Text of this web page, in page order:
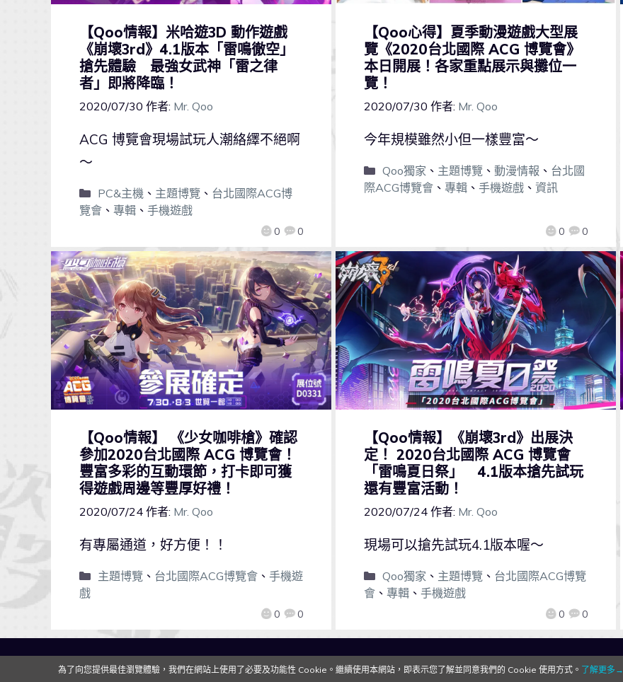
【Qoo情報】米哈遊3D 動作遊戲
《崩壞3rd》4.1版本「雷鳴徹空」
搶先體驗 最強女武神「雷之律
者」即將降臨！
2020/07/30 作者: Mr. Qoo
0 0
ACG 博覽會現場試玩人潮絡繹不絕啊
～
PC&主機、 主題博覽、 台北國際ACG博
覽會 、 專輯 、 手機遊戲
【Qoo心得】夏季動漫遊戲大型展
覽《2020台北國際 ACG 博覽會》
本日開展！各家重點展示與攤位一
覽！
2020/07/30 作者: Mr. Qoo
0 0
今年規模雖然小但一樣豐富～
Qoo獨家 、 主題博覽、 動漫情報 、 台北國
際ACG博覽會、 專輯、 手機遊戲、 資訊
【Qoo情報】 《少女咖啡槍》確認
參加2020台北國際 ACG 博覽會！
豐富多彩的互動環節，打卡即可獲
得遊戲周邊等豐厚好禮！
2020/07/24 作者: Mr. Qoo
0 0
有專屬通道，好方便！！
主題博覽、 台北國際ACG博覽會、 手機遊
戲
【Qoo情報】《崩壞3rd》出展決
定！ 2020台北國際 ACG 博覽會
「雷鳴夏日祭」 4.1版本搶先試玩
還有豐富活動！
2020/07/24 作者: Mr. Qoo
0 0
現場可以搶先試玩4.1版本喔～
Qoo獨家 、 主題博覽、 台北國際ACG博覽
會、 專輯、 手機遊戲
為了向您提供最佳瀏覽體驗，我們在網站上使用了必要及功能性 Cookie。繼續使用本網站，即表示您了解並同意我們的 Cookie 使用方式。 了解更多→